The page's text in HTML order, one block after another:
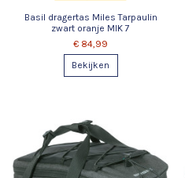
Basil dragertas Miles Tarpaulin
zwart oranje MIK 7
€ 84,99
Bekijken